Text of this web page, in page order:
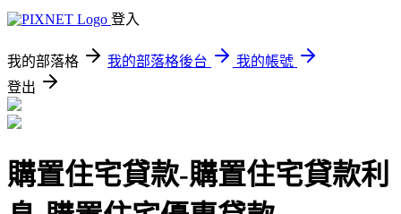
登入
我的部落格 我的部落格後台
我的帳號
登出
購置住宅貸款-購置住宅貸款利